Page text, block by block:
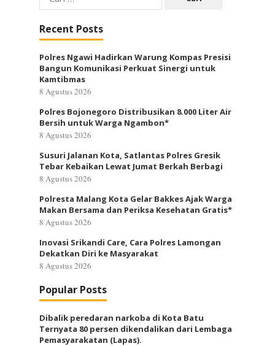
untuk:
Recent Posts
Polres Ngawi Hadirkan Warung Kompas Presisi
Bangun Komunikasi Perkuat Sinergi untuk
Kamtibmas
8 Agustus 2026
Polres Bojonegoro Distribusikan 8.000 Liter Air
Bersih untuk Warga Ngambon*
8 Agustus 2026
Susuri Jalanan Kota, Satlantas Polres Gresik
Tebar Kebaikan Lewat Jumat Berkah Berbagi
8 Agustus 2026
Polresta Malang Kota Gelar Bakkes Ajak Warga
Makan Bersama dan Periksa Kesehatan Gratis*
8 Agustus 2026
Inovasi Srikandi Care, Cara Polres Lamongan
Dekatkan Diri ke Masyarakat
8 Agustus 2026
Popular Posts
Dibalik peredaran narkoba di Kota Batu
Ternyata 80 persen dikendalikan dari Lembaga
Pemasyarakatan (Lapas).